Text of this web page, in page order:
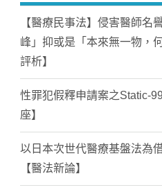
【醫療民事法】侵害醫師名
峰」抑或是「本來無一物，
評析】
性罪犯假釋申請案之Static-
座】
以日本次世代醫療基盤法為
【醫法新論】